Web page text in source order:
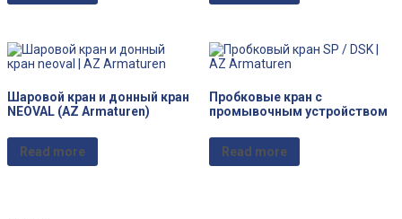
Шаровой кран и донный кран
NEOVAL (AZ Armaturen)
Read more
Пробковые кран с
промывочным устройством
Read more